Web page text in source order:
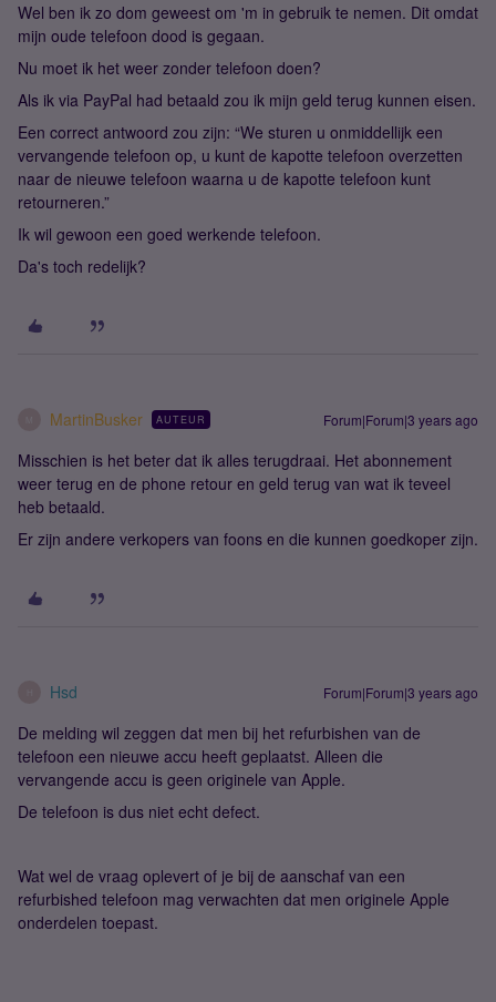
Wel ben ik zo dom geweest om 'm in gebruik te nemen. Dit omdat
mijn oude telefoon dood is gegaan.
Nu moet ik het weer zonder telefoon doen?
Als ik via PayPal had betaald zou ik mijn geld terug kunnen eisen.
Een correct antwoord zou zijn: “We sturen u onmiddellijk een
vervangende telefoon op, u kunt de kapotte telefoon overzetten
naar de nieuwe telefoon waarna u de kapotte telefoon kunt
retourneren.”
Ik wil gewoon een goed werkende telefoon.
Da's toch redelijk?
MartinBusker AUTEUR Forum|Forum|3 years ago
Misschien is het beter dat ik alles terugdraai. Het abonnement
weer terug en de phone retour en geld terug van wat ik teveel
heb betaald.
Er zijn andere verkopers van foons en die kunnen goedkoper zijn.
Hsd Forum|Forum|3 years ago
De melding wil zeggen dat men bij het refurbishen van de
telefoon een nieuwe accu heeft geplaatst. Alleen die
vervangende accu is geen originele van Apple.
De telefoon is dus niet echt defect.
Wat wel de vraag oplevert of je bij de aanschaf van een
refurbished telefoon mag verwachten dat men originele Apple
onderdelen toepast.